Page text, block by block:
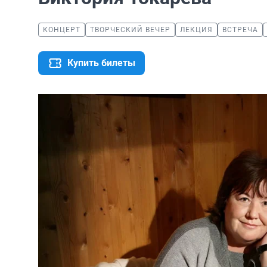
КОНЦЕРТ ТВОРЧЕСКИЙ ВЕЧЕР ЛЕКЦИЯ ВСТРЕЧА
Купить билеты